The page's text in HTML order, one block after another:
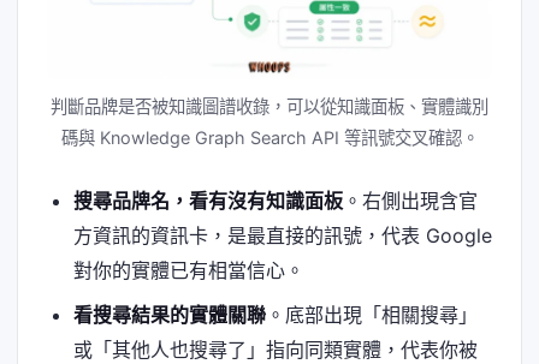
判斷品牌是否被知識圖譜收錄，可以從知識面板、實體識別
碼與 Knowledge Graph Search API 等訊號交叉確認。
搜尋品牌名，看有沒有知識面板。右側出現含官
方資訊的資訊卡，是最直接的訊號，代表 Google
對你的實體已有相當信心。
看搜尋結果的實體關聯。底部出現「相關搜尋」
或「其他人也搜尋了」指向同類實體，代表你被